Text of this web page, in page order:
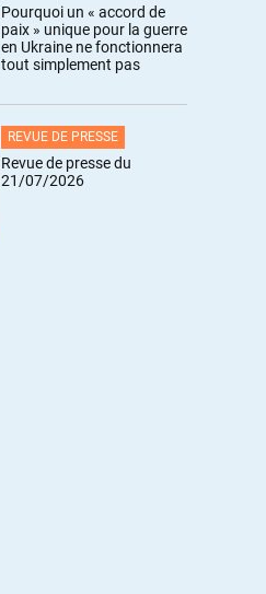
Pourquoi un « accord de
paix » unique pour la guerre
en Ukraine ne fonctionnera
tout simplement pas
REVUE DE PRESSE
Revue de presse du
21/07/2026